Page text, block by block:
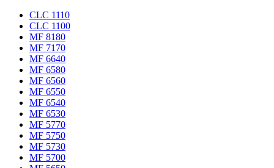
CLC 1110
CLC 1100
MF 8180
MF 7170
MF 6640
MF 6580
MF 6560
MF 6550
MF 6540
MF 6530
MF 5770
MF 5750
MF 5730
MF 5700